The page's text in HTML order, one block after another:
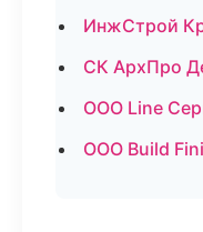
ИнжСтрой
СК АрхПро
ООО Line
ООО Build